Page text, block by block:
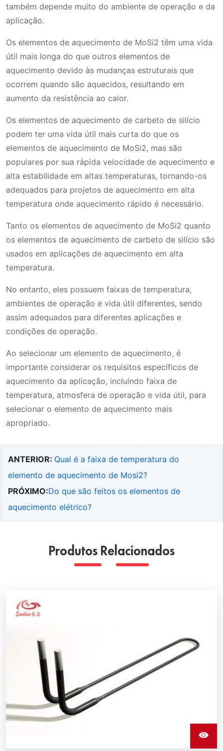
também depende muito do ambiente de operação e da
aplicação.
Os elementos de aquecimento de MoSi2 têm uma vida
útil mais longa do que outros elementos de
aquecimento devido às mudanças estruturais que
ocorrem quando são aquecidos, resultando em
aumento da resistência ao calor.
Os elementos de aquecimento de carbeto de silício
podem ter uma vida útil mais curta do que os
elementos de aquecimento de MoSi2, mas são
populares por sua rápida velocidade de aquecimento e
alta estabilidade em altas temperaturas, tornando-os
adequados para projetos de aquecimento em alta
temperatura onde aquecimento rápido é necessário.
Tanto os elementos de aquecimento de MoSi2 quanto
os elementos de aquecimento de carbeto de silício são
usados em aplicações de aquecimento em alta
temperatura.
No entanto, eles possuem faixas de temperatura,
ambientes de operação e vida útil diferentes, sendo
assim adequados para diferentes aplicações e
condições de operação.
Ao selecionar um elemento de aquecimento, é
importante considerar os requisitos específicos de
aquecimento da aplicação, incluindo faixa de
temperatura, atmosfera de operação e vida útil, para
selecionar o elemento de aquecimento mais
apropriado.
ANTERIOR: Qual é a faixa de temperatura do
elemento de aquecimento de Mosi2?
PRÓXIMO:Do que são feitos os elementos de
aquecimento elétrico?
Produtos Relacionados